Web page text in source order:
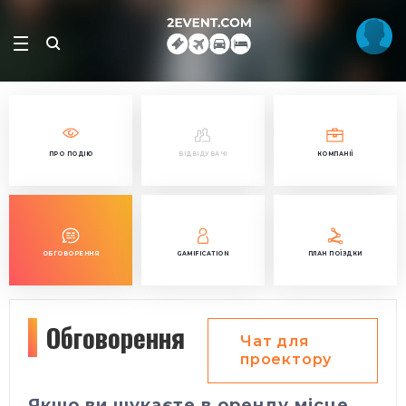
ПРО ПОДІЮ ВІДВІДУВАЧІ КОМПАНІЇ
ОБГОВОРЕННЯ GAMIFICATION ПЛАН ПОЇЗДКИ
Обговорення
Чат для
проектору